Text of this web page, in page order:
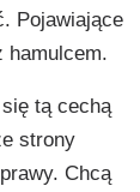
Pojawiające
hamulcem.
tą cechą
strony
Chcą